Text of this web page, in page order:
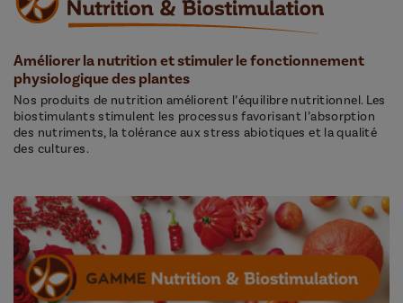
Améliorer la nutrition et stimuler le fonctionnement
physiologique des plantes
Nos produits de nutrition améliorent l’équilibre nutritionnel. Les
biostimulants stimulent les processus favorisant l’absorption
des nutriments, la tolérance aux stress abiotiques et la qualité
des cultures.